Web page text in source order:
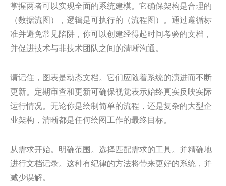
掌握两者可以实现全面的系统建模。它确保架构是合理的
（数据流图），逻辑是可执行的（流程图）。通过遵循标
准并避免常见陷阱，你可以创建经得起时间考验的文档，
并促进技术与非技术团队之间的清晰沟通。
请记住，图表是动态文档。它们应随着系统的演进而不断
更新。定期审查和更新可确保视觉表示始终真实反映实际
运行情况。无论你是绘制简单的流程，还是复杂的大型企
业架构，清晰都是任何绘图工作的最终目标。
从需求开始。明确范围。选择匹配需求的工具。并精确地
进行文档记录。这种有纪律的方法将带来更好的系统，并
减少误解。